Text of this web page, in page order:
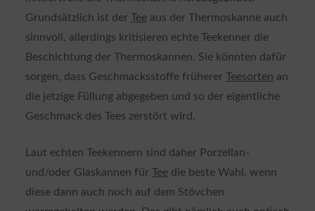
Grundsätzlich ist der Teeaus der Thermoskanne auch
sinnvoll, allerdings kritisieren echte Teekenner die
Beschichtung der Thermoskannen. Sie könnten dafür
sorgen, dass Geschmacksstoffe früherer Teesorten an
die jetzige Füllung abgegeben und so der eigentliche
Geschmack des Tees zerstört wird.
Laut echten Teekennern sind daher Porzellan-
und/oder Glaskannen für Teedie beste Wahl, wenn
diese dann auch noch auf dem Stövchen